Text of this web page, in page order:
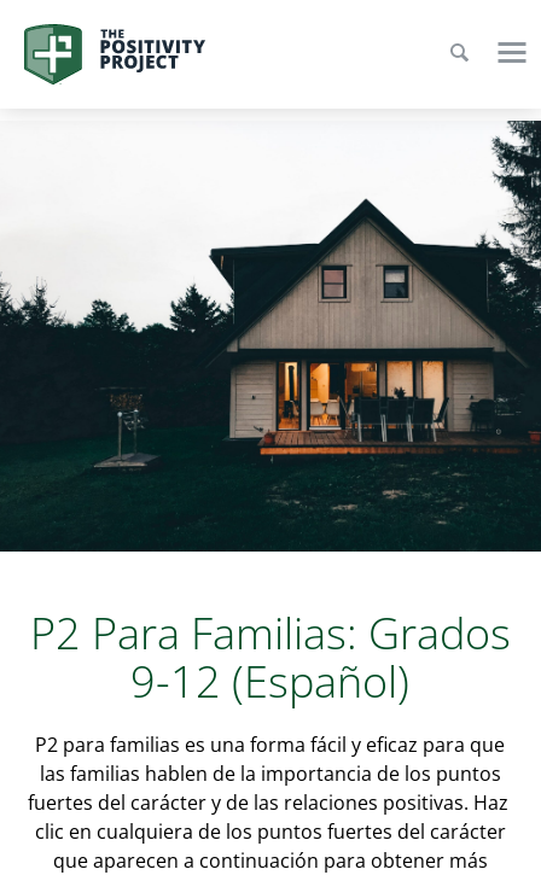
P2 Para Familias: Grados
9-12 (Español)
P2 para familias es una forma fácil y eficaz para que
las familias hablen de la importancia de los puntos
fuertes del carácter y de las relaciones positivas. Haz
clic en cualquiera de los puntos fuertes del carácter
que aparecen a continuación para obtener más